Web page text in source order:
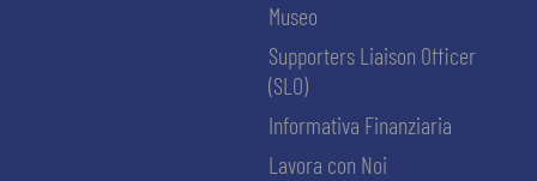
Museo
Supporters Liaison Officer
(SLO)
Informativa Finanziaria
Lavora con Noi